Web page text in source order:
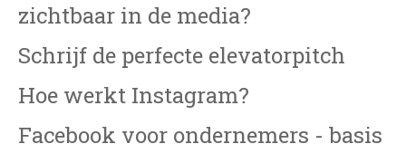
zichtbaar in de media?
Schrijf de perfecte elevatorpitch
Hoe werkt Instagram?
Facebook voor ondernemers - basis